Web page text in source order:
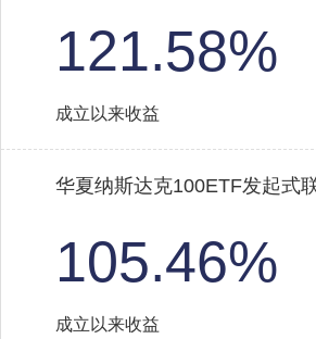
121.58%
成立以来收益
华夏纳斯达克100ETF发起式
105.46%
成立以来收益